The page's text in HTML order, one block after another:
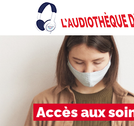
Accès aux